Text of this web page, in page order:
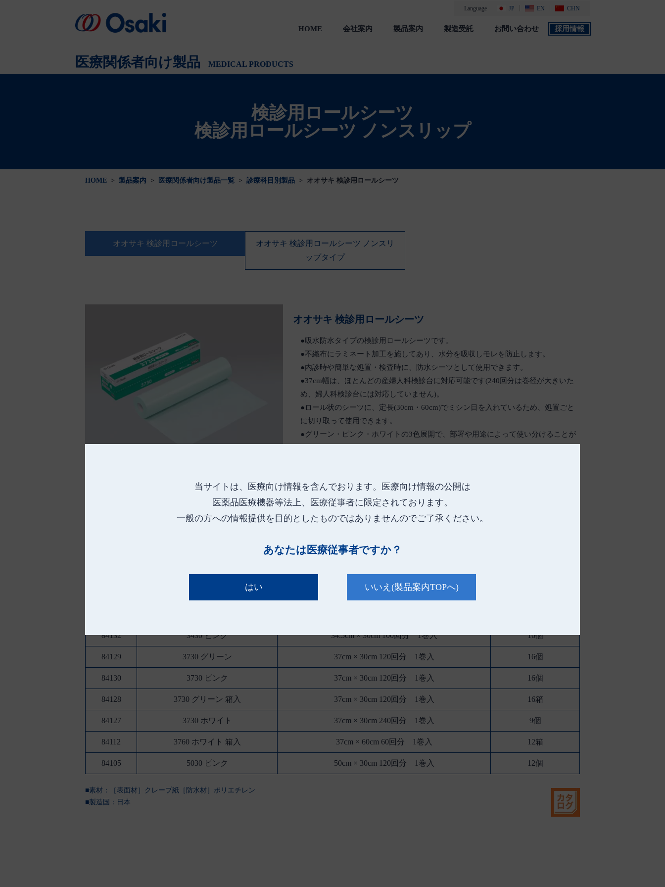
当サイトは、医療向け情報を含んでおります。 医療向け情報の公開は
医薬品医療機器等法上、医療従事者に限定されております。
一般の方への情報提供を目的としたものではありませんのでご了承ください。
あなたは医療従事者ですか？
はい いいえ (製品案内TOPへ)
Language JP EN CHN
HOME
会社案内
製品案内
製造受託 お問い合わせ 採用情報
医療関係者向け製品 MEDICAL PRODUCTS
検診用ロールシーツ
検診用ロールシーツ ノンスリップ
HOME > 製品案内 > 医療関係者向け製品一覧 > 診療科目別製品 > オオサキ 検診用ロールシーツ
オオサキ 検診用ロールシーツ
オオサキ 検診用ロールシーツ ノンスリ
ップタイプ
オオサキ 検診用ロールシーツ
●吸水防水タイプの検診用ロールシーツです。
●不織布にラミネート加工を施してあり、水分を吸収しモレを防止します。
●内診時や簡単な処置・検査時に、防水シーツとして使用できます。
●37cm幅は、ほとんどの産婦人科検診台に対応可能です(240回分は巻径が大きいた
め、婦人科検診台には対応していません)。
●ロール状のシーツに、定長(30cm・60cm)でミシン目を入れているため、処置ごと
に切り取って使用できます。
●グリーン・ピンク・ホワイトの3色展開で、部署や用途によって使い分けることが
のみ)があります。
●箱入りは、箱に入れたまま“オオサキ 検診用ロールシーツホルダー”(別売)に掛けら
れるため、衛生的に使用できます。
規 格
84132 3430 ピンク 34.5cm × 30cm 100回分 1巻入 16個
84129 3730 グリーン 37cm × 30cm 120回分 1巻入 16個
84130 3730 ピンク 37cm × 30cm 120回分 1巻入 16個
84128 3730 グリーン 箱入 37cm × 30cm 120回分 1巻入 16箱
84127 3730 ホワイト 37cm × 30cm 240回分 1巻入 9個
84112 3760 ホワイト 箱入 37cm × 60cm 60回分 1巻入 12箱
84105 5030 ピンク 50cm × 30cm 120回分 1巻入 12個
■素材：［表面材］クレープ紙［防水材］ポリエチレン
■製造国： 日本